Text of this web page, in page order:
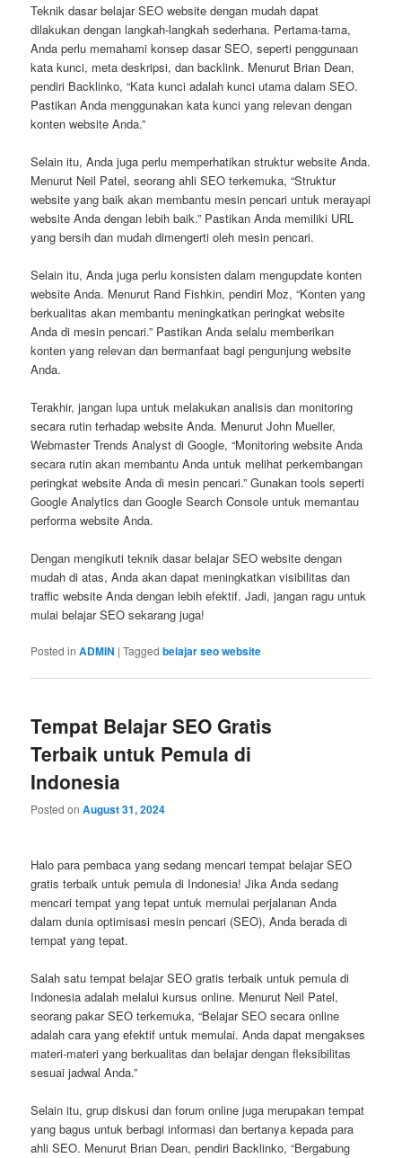
Teknik dasar belajar SEO website dengan mudah dapat
dilakukan dengan langkah-langkah sederhana. Pertama-tama,
Anda perlu memahami konsep dasar SEO, seperti penggunaan
kata kunci, meta deskripsi, dan backlink. Menurut Brian Dean,
pendiri Backlinko, “Kata kunci adalah kunci utama dalam SEO.
Pastikan Anda menggunakan kata kunci yang relevan dengan
konten website Anda.”
Selain itu, Anda juga perlu memperhatikan struktur website Anda.
Menurut Neil Patel, seorang ahli SEO terkemuka, “Struktur
website yang baik akan membantu mesin pencari untuk merayapi
website Anda dengan lebih baik.” Pastikan Anda memiliki URL
yang bersih dan mudah dimengerti oleh mesin pencari.
Selain itu, Anda juga perlu konsisten dalam mengupdate konten
website Anda. Menurut Rand Fishkin, pendiri Moz, “Konten yang
berkualitas akan membantu meningkatkan peringkat website
Anda di mesin pencari.” Pastikan Anda selalu memberikan
konten yang relevan dan bermanfaat bagi pengunjung website
Anda.
Terakhir, jangan lupa untuk melakukan analisis dan monitoring
secara rutin terhadap website Anda. Menurut John Mueller,
Webmaster Trends Analyst di Google, “Monitoring website Anda
secara rutin akan membantu Anda untuk melihat perkembangan
peringkat website Anda di mesin pencari.” Gunakan tools seperti
Google Analytics dan Google Search Console untuk memantau
performa website Anda.
Dengan mengikuti teknik dasar belajar SEO website dengan
mudah di atas, Anda akan dapat meningkatkan visibilitas dan
traffic website Anda dengan lebih efektif. Jadi, jangan ragu untuk
mulai belajar SEO sekarang juga!
Posted in ADMIN |Tagged belajar seo website
Tempat Belajar SEO Gratis
Terbaik untuk Pemula di
Indonesia
Posted onAugust 31, 2024
Halo para pembaca yang sedang mencari tempat belajar SEO
gratis terbaik untuk pemula di Indonesia! Jika Anda sedang
mencari tempat yang tepat untuk memulai perjalanan Anda
dalam dunia optimisasi mesin pencari (SEO), Anda berada di
tempat yang tepat.
Salah satu tempat belajar SEO gratis terbaik untuk pemula di
Indonesia adalah melalui kursus online. Menurut Neil Patel,
seorang pakar SEO terkemuka, “Belajar SEO secara online
adalah cara yang efektif untuk memulai. Anda dapat mengakses
materi-materi yang berkualitas dan belajar dengan fleksibilitas
sesuai jadwal Anda.”
Selain itu, grup diskusi dan forum online juga merupakan tempat
yang bagus untuk berbagi informasi dan bertanya kepada para
ahli SEO. Menurut Brian Dean, pendiri Backlinko, “Bergabung